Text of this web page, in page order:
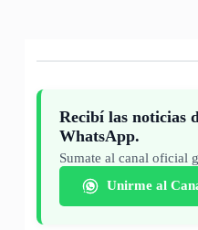
Recibí las noticias
WhatsApp.
Sumate al canal oficial
Unirme al